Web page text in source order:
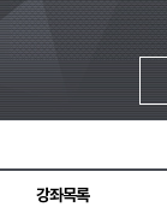
강좌목록